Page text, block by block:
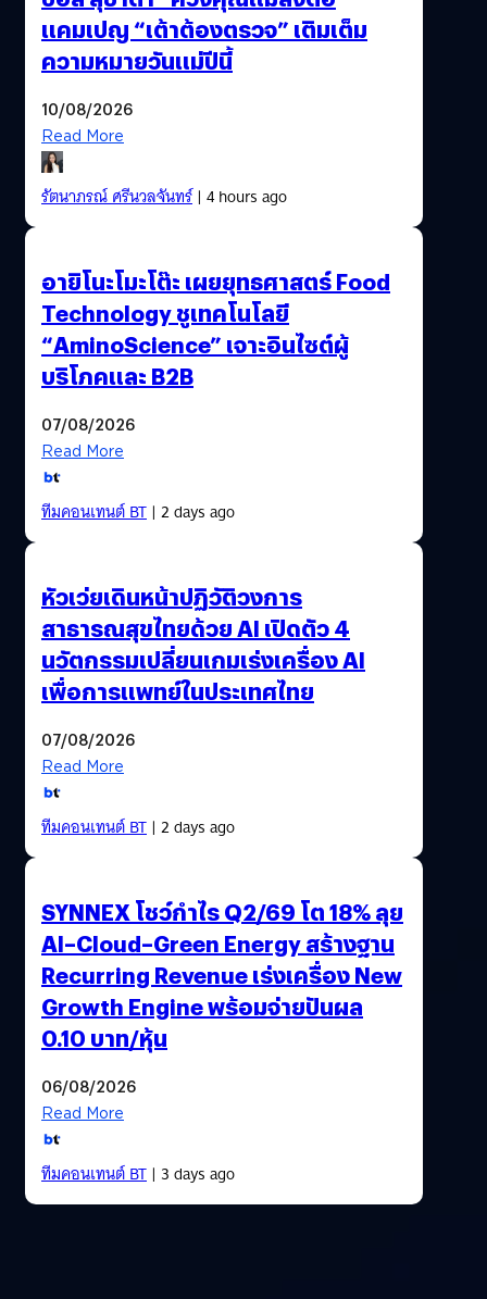
แคมเปญ “เต้าต้องตรวจ” เติมเต็ม
ความหมายวันแม่ปีนี้
10/08/2026
Read More
รัตนาภรณ์ ศรีนวลจันทร์| 4 hours ago
อายิโนะโมะโต๊ะ เผยยุทธศาสตร์ Food
Technology ชูเทคโนโลยี
“AminoScience” เจาะอินไซต์ผู้
บริโภคและ B2B
07/08/2026
Read More
ทีมคอนเทนต์ BT| 2 days ago
หัวเว่ยเดินหน้าปฏิวัติวงการ
สาธารณสุขไทยด้วย AI เปิดตัว 4
นวัตกรรมเปลี่ยนเกมเร่งเครื่อง AI
เพื่อการแพทย์ในประเทศไทย
07/08/2026
Read More
ทีมคอนเทนต์ BT| 2 days ago
SYNNEX โชว์กำไร Q2/69 โต 18% ลุย
AI–Cloud–Green Energy สร้างฐาน
Recurring Revenue เร่งเครื่อง New
Growth Engine พร้อมจ่ายปันผล
0.10 บาท/หุ้น
06/08/2026
Read More
ทีมคอนเทนต์ BT| 3 days ago